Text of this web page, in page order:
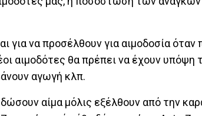
για να προσέλθουν για αιμοδοσία όταν
αιμοδότες θα πρέπει να έχουν υπόψη
αγωγή κλπ.
αίμα μόλις εξέλθουν από την